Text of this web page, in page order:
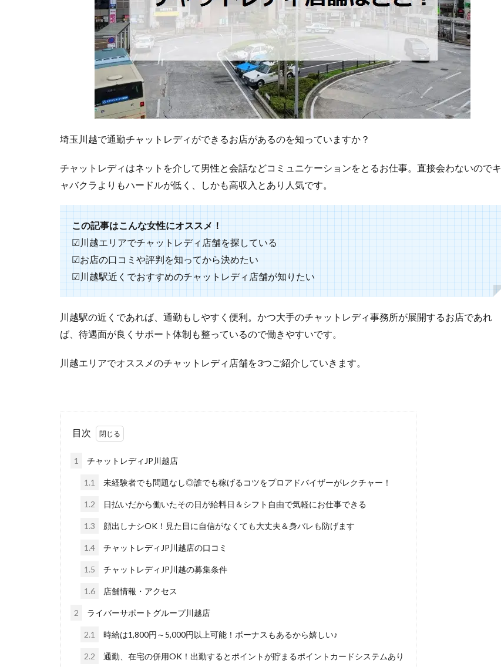
埼玉川越で通勤チャットレディができるお店があるのを知っていますか？
チャットレディはネットを介して男性と会話などコミュニケーションをとるお仕事。直接会わないのでキ
ャバクラよりもハードルが低く、しかも高収入とあり人気です。
この記事はこんな女性にオススメ！
☑川越エリアでチャットレディ店舗を探している
☑お店の口コミや評判を知ってから決めたい
☑川越駅近くでおすすめのチャットレディ店舗が知りたい
川越駅の近くであれば、通勤もしやすく便利。かつ大手のチャットレディ事務所が展開するお店であれ
ば、待遇面が良くサポート体制も整っているので働きやすいです。
川越エリアでオススメのチャットレディ店舗を3つご紹介していきます。
目次
1 チャットレディJP川越店
1.1 未経験者でも問題なし◎誰でも稼げるコツをプロアドバイザーがレクチャー！
1.2 日払いだから働いたその日が給料日＆シフト自由で気軽にお仕事できる
1.3 顔出しナシOK！見た目に自信がなくても大丈夫＆身バレも防げます
1.4 チャットレディJP川越店の口コミ
1.5 チャットレディJP川越の募集条件
1.6 店舗情報・アクセス
2 ライバーサポートグループ川越店
2.1 時給は1,800円～5,000円以上可能！ボーナスもあるから嬉しい♪
2.2 通勤、在宅の併用OK！出勤するとポイントが貯まるポイントカードシステムあり